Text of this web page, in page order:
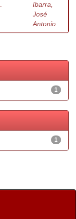
Ibarra,
José
Antonio
1
1